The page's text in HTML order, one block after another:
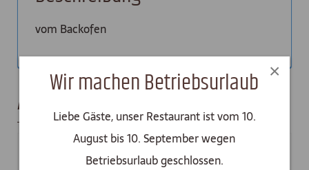
Wir machen Betriebsurlaub
Liebe Gäste, unser Restaurant ist vom 10.
August bis 10. September wegen
Betriebsurlaub geschlossen.
×
vom Backofen
Ähnliche Produkte